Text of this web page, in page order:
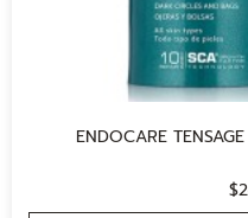
ENDOCARE
$